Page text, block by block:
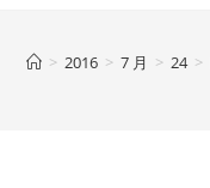
> 2016 > 7 月 > 24 >